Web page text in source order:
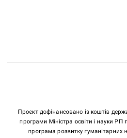
Проєкт дофінансовано із коштів
програми Міністра освіти і науки
програма розвитку гуманітарних